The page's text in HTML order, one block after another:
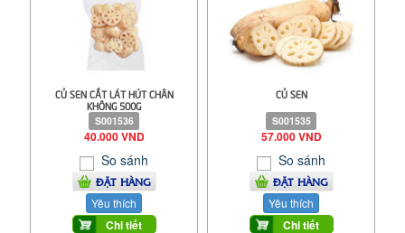
CỦ SEN CẮT LÁT HÚT CHÂN
KHÔNG 500G
S001536
40.000 VND
So sánh
ĐẶT HÀNG
Yêu thích
Chi tiết
CỦ SEN
S001535
57.000 VND
So sánh
ĐẶT HÀNG
Yêu thích
Chi tiết